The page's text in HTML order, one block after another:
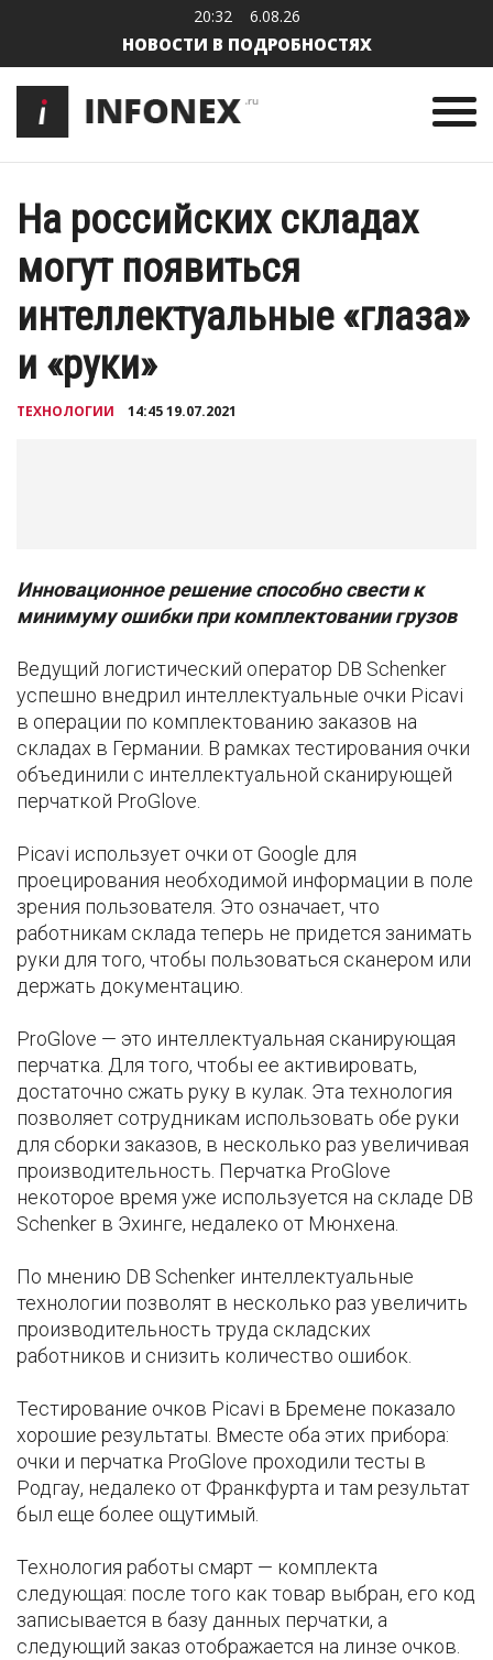
20:32 6.08.26
НОВОСТИ В ПОДРОБНОСТЯХ
На российских складах
могут появиться
интеллектуальные «глаза»
и «руки»
ТЕХНОЛОГИИ 14:45 19.07.2021
Инновационное решение способно свести к
минимуму ошибки при комплектовании грузов
Ведущий логистический оператор DB Schenker
успешно внедрил интеллектуальные очки Picavi
в операции по комплектованию заказов на
складах в Германии. В рамках тестирования очки
объединили с интеллектуальной сканирующей
перчаткой ProGlove.
Picavi использует очки от Google для
проецирования необходимой информации в поле
зрения пользователя. Это означает, что
работникам склада теперь не придется занимать
руки для того, чтобы пользоваться сканером или
держать документацию.
ProGlove — это интеллектуальная сканирующая
перчатка. Для того, чтобы ее активировать,
достаточно сжать руку в кулак. Эта технология
позволяет сотрудникам использовать обе руки
для сборки заказов, в несколько раз увеличивая
производительность. Перчатка ProGlove
некоторое время уже используется на складе DB
Schenker в Эхинге, недалеко от Мюнхена.
По мнению DB Schenker интеллектуальные
технологии позволят в несколько раз увеличить
производительность труда складских
работников и снизить количество ошибок.
Тестирование очков Picavi в Бремене показало
хорошие результаты. Вместе оба этих прибора:
очки и перчатка ProGlove проходили тесты в
Родгау, недалеко от Франкфурта и там результат
был еще более ощутимый.
Технология работы смарт — комплекта
следующая: после того как товар выбран, его код
записывается в базу данных перчатки, а
следующий заказ отображается на линзе очков.